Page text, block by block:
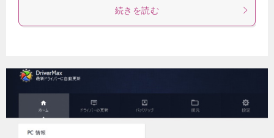
続きを読む